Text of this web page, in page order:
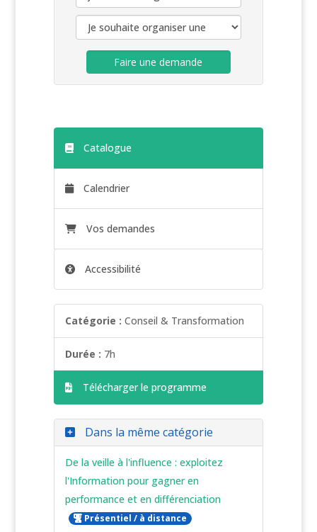
Faire une demande
Catalogue
Calendrier
Vos demandes
Accessibilité
Catégorie : Conseil & Transformation
Durée : 7h
Télécharger le programme
Dans la même catégorie
De la veille à l'influence : exploitez
l'Information pour gagner en
performance et en différenciation
Présentiel / à distance